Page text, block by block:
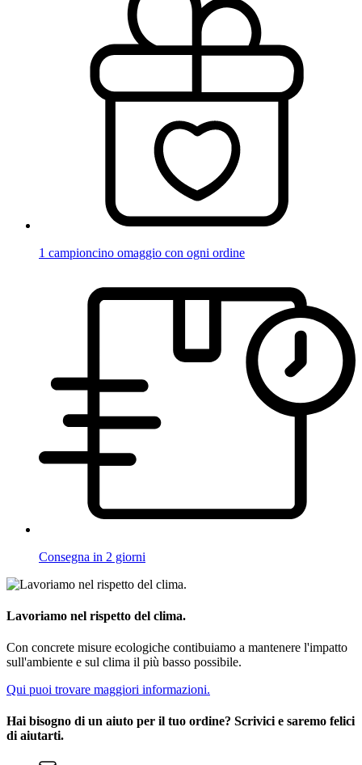
1 campioncino omaggio con ogni ordine
Consegna in 2 giorni
Lavoriamo nel rispetto del clima.
Con concrete misure ecologiche contibuiamo a mantenere l'impatto
sull'ambiente e sul clima il più basso possibile.
Qui puoi trovare maggiori informazioni.
Hai bisogno di un aiuto per il tuo ordine? Scrivici e saremo felici
di aiutarti.